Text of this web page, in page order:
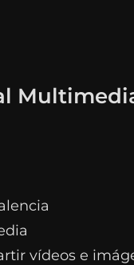
vídeos e